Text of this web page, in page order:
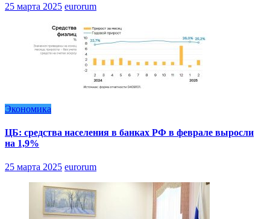
25 марта 2025 eurorum
Экономика
ЦБ: средства населения в банках РФ в феврале выросли
на 1,9%
25 марта 2025 eurorum